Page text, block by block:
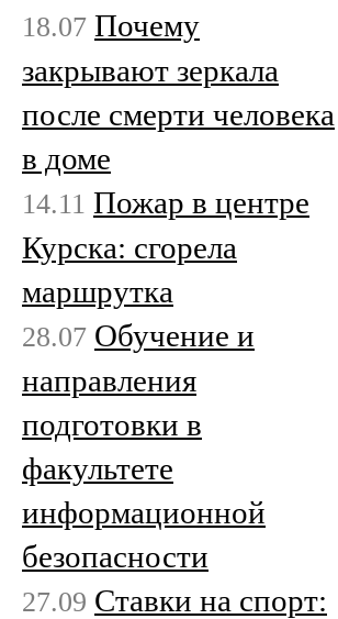
18.07 Почему
закрывают зеркала
после смерти человека
в доме
14.11 Пожар в центре
Курска: сгорела
маршрутка
28.07 Обучение и
направления
подготовки в
факультете
информационной
безопасности
27.09 Ставки на спорт: